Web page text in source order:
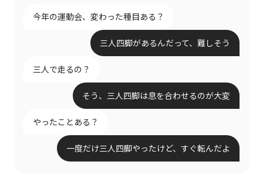
今年の運動会、変わった種目ある？
三人四脚があるんだって、難しそう
三人で走るの？
そう、三人四脚は息を合わせるのが大変
やったことある？
一度だけ三人四脚やったけど、すぐ転んだよ